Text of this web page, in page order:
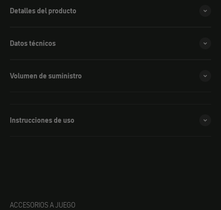
Detalles del producto
Datos técnicos
Volumen de suministro
Instrucciones de uso
ACCESORIOS A JUEGO